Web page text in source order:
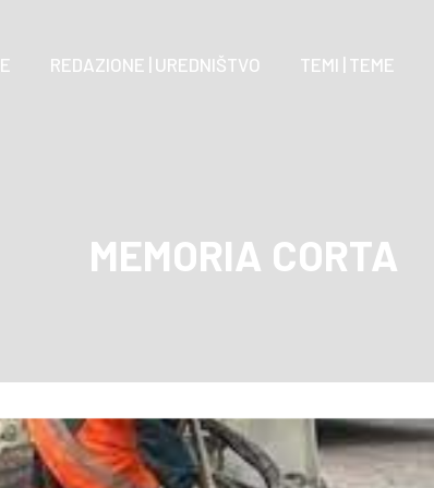
REDAZIONE | UREDNIŠTVO TEMI | TEME
MEMORIA CORTA